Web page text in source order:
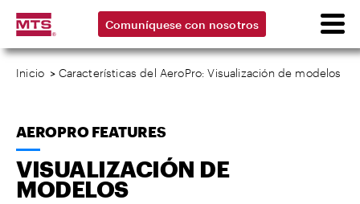
Comuníquese con nosotros
Inicio > Características del AeroPro: Visualización de modelos
AEROPRO FEATURES
VISUALIZACIÓN DE
MODELOS